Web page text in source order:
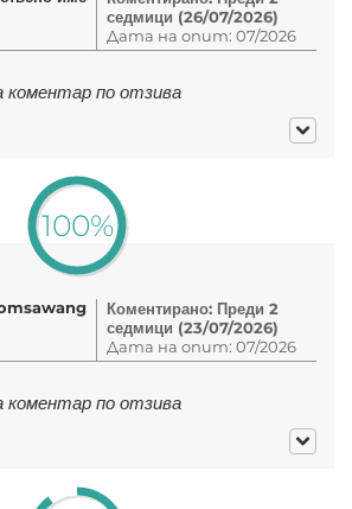
седмици (26/07/2026)
Дата на опит: 07/2026
по отзива
100%
Коментирано: Преди 2
седмици (23/07/2026)
Дата на опит: 07/2026
по отзива